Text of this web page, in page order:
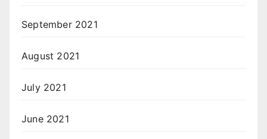
September 2021
August 2021
July 2021
June 2021